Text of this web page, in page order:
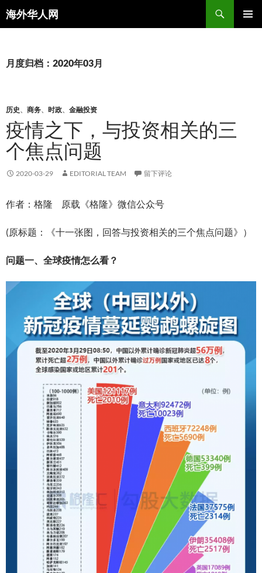
海外华人网
搜
索
文
月度归档：2020年03月
历史、 商务、 时政、 金融投资
疫情之下，与投资相关的三
个焦点问题
2020-03-29 EDITORIAL TEAM 留下评论
作者：格隆 原载《格隆》微信公众号
(原标题：《十一张图，回答与投资相关的三个焦点问题》）
问题一、全球疫情怎么看？